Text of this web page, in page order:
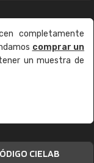
completamente
comprar un
un muestra de
CIELAB
No es fácil